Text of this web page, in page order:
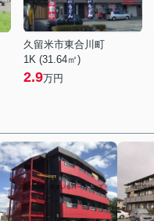
久留米市東合川町
1K (31.64㎡)
2.9万円